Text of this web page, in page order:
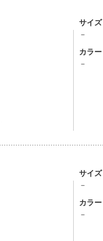
サイズ
－
カラー
－
サイズ
－
カラー
－